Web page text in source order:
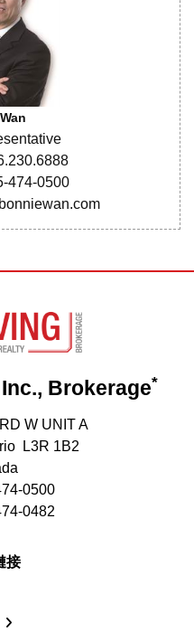
474-0500
Brokerage*
W UNIT A
L3R 1B2
0500
0482
接